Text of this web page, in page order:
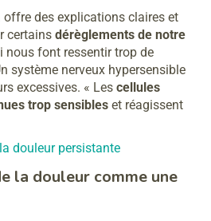
offre des explications claires et
certains dérèglements de notre
nous font ressentir trop de
système nerveux hypersensible
excessives. « Les cellules
trop sensibles et réagissent
douleur persistante
la douleur comme une